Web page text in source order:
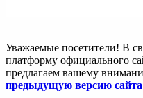
Уважаемые посетители! В
платформу официального
предлагаем вашему
предыдущую версию сайта